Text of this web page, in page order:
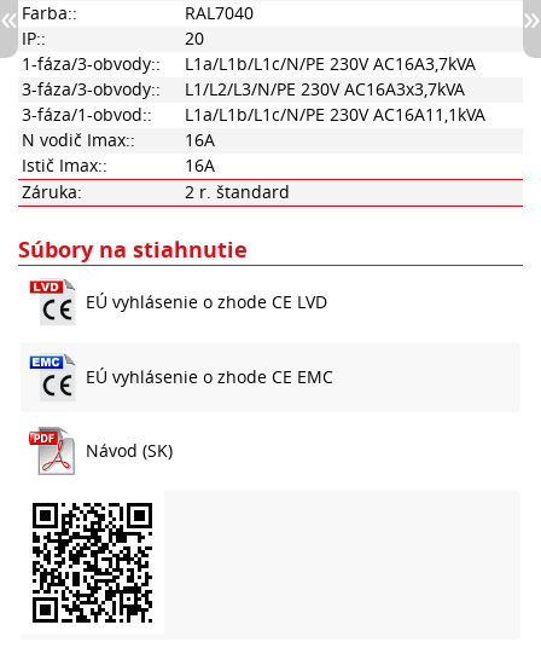
Farba::
RAL7040
IP::
20
1-fáza/3-obvody::
L1a/L1b/L1c/N/PE 230V AC16A3,7kVA
3-fáza/3-obvody::
L1/L2/L3/N/PE 230V AC16A3x3,7kVA
3-fáza/1-obvod::
L1a/L1b/L1c/N/PE 230V AC16A11,1kVA
N vodič Imax::
16A
Istič Imax::
16A
Záruka:
2 r. štandard
Súbory na stiahnutie
EÚ vyhlásenie o zhode CE LVD
EÚ vyhlásenie o zhode CE EMC
Návod (SK)